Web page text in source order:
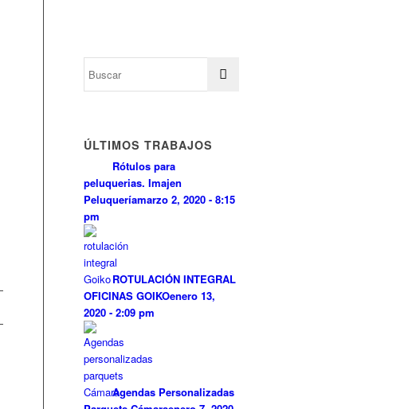
ÚLTIMOS TRABAJOS
Rótulos para
peluquerias. Imajen
Peluqueríamarzo 2, 2020 - 8:15
pm
ROTULACIÓN INTEGRAL
OFICINAS GOIKOenero 13,
2020 - 2:09 pm
Agendas Personalizadas